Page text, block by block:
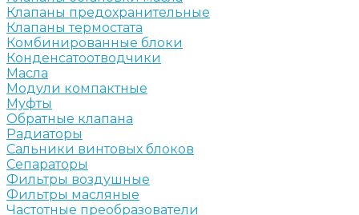
Клапаны предохранительные
Клапаны термостата
Комбинированные блоки
Конденсатоотводчики
Масла
Модули компактные
Муфты
Обратные клапана
Радиаторы
Сальники винтовых блоков
Сепараторы
Фильтры воздушные
Фильтры масляные
Частотные преобразователи